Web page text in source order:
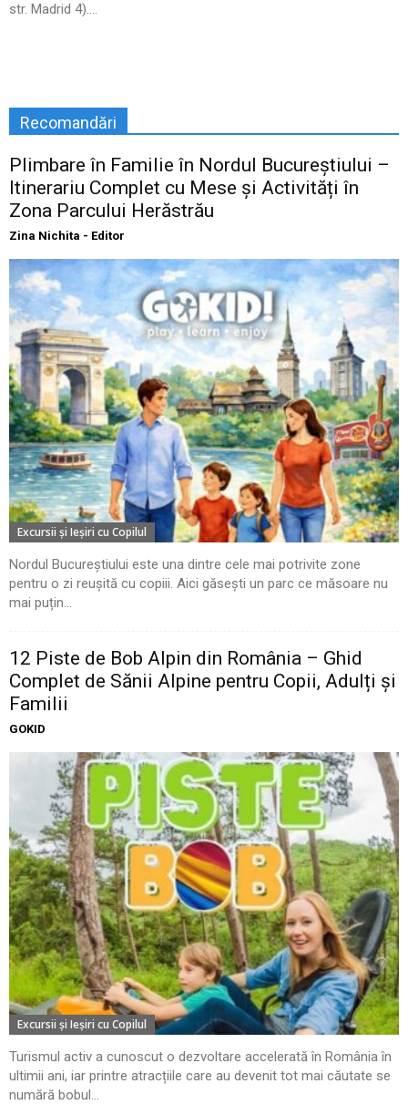
str. Madrid 4)....
Recomandări
Plimbare în Familie în Nordul Bucureștiului –
Itinerariu Complet cu Mese și Activități în
Zona Parcului Herăstrău
Zina Nichita - Editor
Excursii şi Ieşiri cu Copilul
Nordul Bucureștiului este una dintre cele mai potrivite zone
pentru o zi reușită cu copiii. Aici găsești un parc ce măsoare nu
mai puțin...
12 Piste de Bob Alpin din România – Ghid
Complet de Sănii Alpine pentru Copii, Adulți și
Familii
GOKID
Excursii şi Ieşiri cu Copilul
Turismul activ a cunoscut o dezvoltare accelerată în România în
ultimii ani, iar printre atracțiile care au devenit tot mai căutate se
numără bobul...